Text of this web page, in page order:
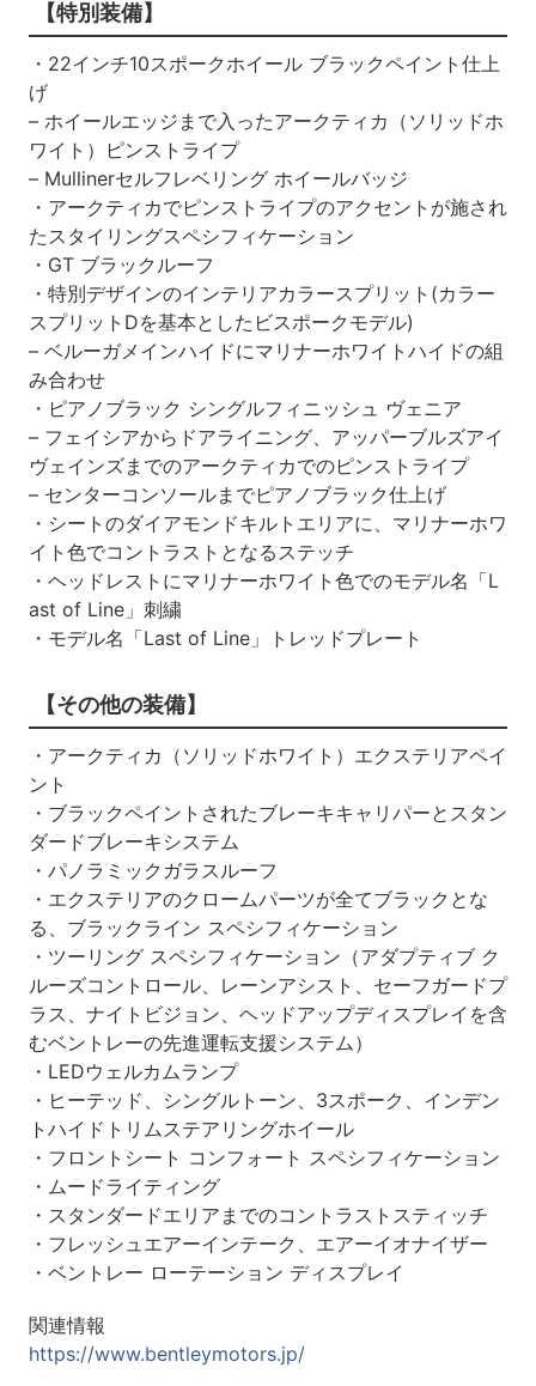
【特別装備】
・22インチ10スポークホイール ブラックペイント仕上
げ
– ホイールエッジまで入ったアークティカ（ソリッドホ
ワイト）ピンストライプ
– Mullinerセルフレベリング ホイールバッジ
・アークティカでピンストライプのアクセントが施され
たスタイリングスペシフィケーション
・GT ブラックルーフ
・特別デザインのインテリアカラースプリット(カラー
スプリットDを基本としたビスポークモデル)
– ベルーガメインハイドにマリナーホワイトハイドの組
み合わせ
・ピアノブラック シングルフィニッシュ ヴェニア
– フェイシアからドアライニング、アッパーブルズアイ
ヴェインズまでのアークティカでのピンストライプ
– センターコンソールまでピアノブラック仕上げ
・シートのダイアモンドキルトエリアに、マリナーホワ
イト色でコントラストとなるステッチ
・ヘッドレストにマリナーホワイト色でのモデル名「L
ast of Line」刺繍
・モデル名「Last of Line」トレッドプレート
【その他の装備】
・アークティカ（ソリッドホワイト）エクステリアペイ
ント
・ブラックペイントされたブレーキキャリパーとスタン
ダードブレーキシステム
・パノラミックガラスルーフ
・エクステリアのクロームパーツが全てブラックとな
る、ブラックライン スペシフィケーション
・ツーリング スペシフィケーション（アダプティブ ク
ルーズコントロール、レーンアシスト、セーフガードプ
ラス、ナイトビジョン、ヘッドアップディスプレイを含
むベントレーの先進運転支援システム）
・LEDウェルカムランプ
・ヒーテッド、シングルトーン、3スポーク、インデン
トハイドトリムステアリングホイール
・フロントシート コンフォート スペシフィケーション
・ムードライティング
・スタンダードエリアまでのコントラストスティッチ
・フレッシュエアーインテーク、エアーイオナイザー
・ベントレー ローテーション ディスプレイ
関連情報
https://www.bentleymotors.jp/